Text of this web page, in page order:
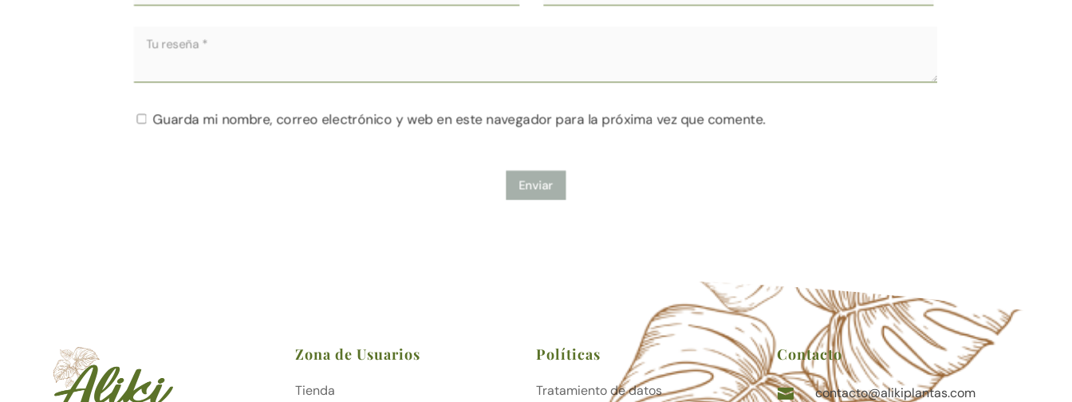
Guarda mi nombre, correo electrónico y web en este navegador para la próxima vez que comente.
Enviar
Zona de Usuarios
Tienda
Políticas
Tratamiento de datos
Contacto
 contacto@alikiplantas.com